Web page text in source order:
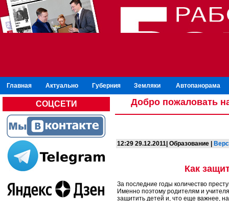
Главная Актуально Губерния Земляки Автопанорама
СОЦСЕТИ Добро пожаловать
12:29 29.12.2011| Образование |
Как
За последние годы количество
Именно поэтому родителям и
защитить детей и, что еще важнее,